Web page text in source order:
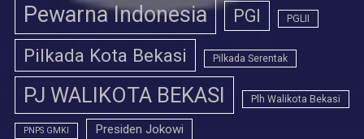
Pewarna Indonesia PGI PGLII
Pilkada Kota Bekasi Pilkada Serentak
PJ WALIKOTA BEKASI Plh Walikota Bekasi
PNPS GMKI Presiden Jokowi